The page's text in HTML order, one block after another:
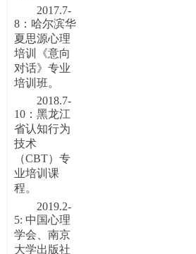
2017.7-
8：哈尔滨华
夏思源心理
培训《意向
对话》专业
培训班。
2018.7-
10：黑龙江
省认知行为
技术
（CBT）专
业培训课
程。
2019.2-
5: 中国心理
学会、南京
大学出版社